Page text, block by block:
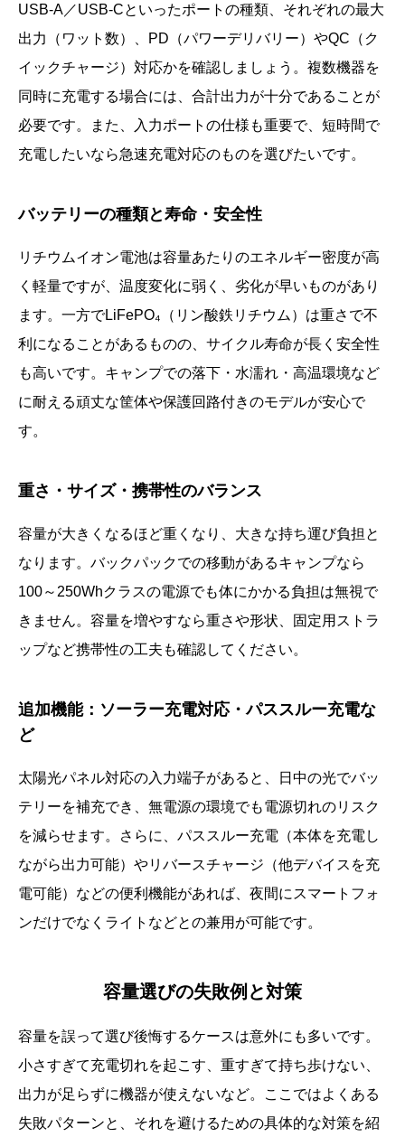
USB-A／USB-Cといったポートの種類、それぞれの最大
出力（ワット数）、PD（パワーデリバリー）やQC（ク
イックチャージ）対応かを確認しましょう。複数機器を
同時に充電する場合には、合計出力が十分であることが
必要です。また、入力ポートの仕様も重要で、短時間で
充電したいなら急速充電対応のものを選びたいです。
バッテリーの種類と寿命・安全性
リチウムイオン電池は容量あたりのエネルギー密度が高
く軽量ですが、温度変化に弱く、劣化が早いものがあり
ます。一方でLiFePO₄（リン酸鉄リチウム）は重さで不
利になることがあるものの、サイクル寿命が長く安全性
も高いです。キャンプでの落下・水濡れ・高温環境など
に耐える頑丈な筐体や保護回路付きのモデルが安心で
す。
重さ・サイズ・携帯性のバランス
容量が大きくなるほど重くなり、大きな持ち運び負担と
なります。バックパックでの移動があるキャンプなら
100～250Whクラスの電源でも体にかかる負担は無視で
きません。容量を増やすなら重さや形状、固定用ストラ
ップなど携帯性の工夫も確認してください。
追加機能：ソーラー充電対応・パススルー充電な
ど
太陽光パネル対応の入力端子があると、日中の光でバッ
テリーを補充でき、無電源の環境でも電源切れのリスク
を減らせます。さらに、パススルー充電（本体を充電し
ながら出力可能）やリバースチャージ（他デバイスを充
電可能）などの便利機能があれば、夜間にスマートフォ
ンだけでなくライトなどとの兼用が可能です。
容量選びの失敗例と対策
容量を誤って選び後悔するケースは意外にも多いです。
小さすぎて充電切れを起こす、重すぎて持ち歩けない、
出力が足らずに機器が使えないなど。ここではよくある
失敗パターンと、それを避けるための具体的な対策を紹